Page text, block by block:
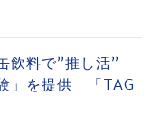
飲料で”推し活”
」を提供 「TAG